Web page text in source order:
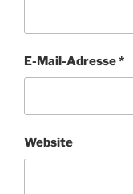
E-Mail-Adresse*
Website